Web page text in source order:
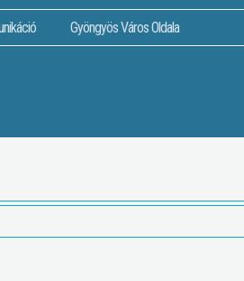
Gyöngyös Város Oldala